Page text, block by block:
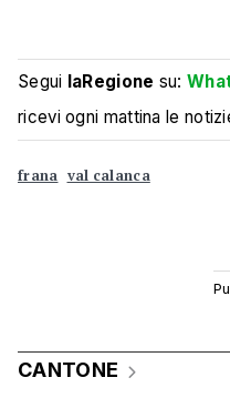
Segui laRegione su:
ricevi ogni mattina le
frana val calanca
CANTONE